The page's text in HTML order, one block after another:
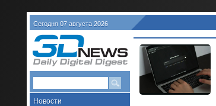
Сегодня 07 августа 2026
Новости